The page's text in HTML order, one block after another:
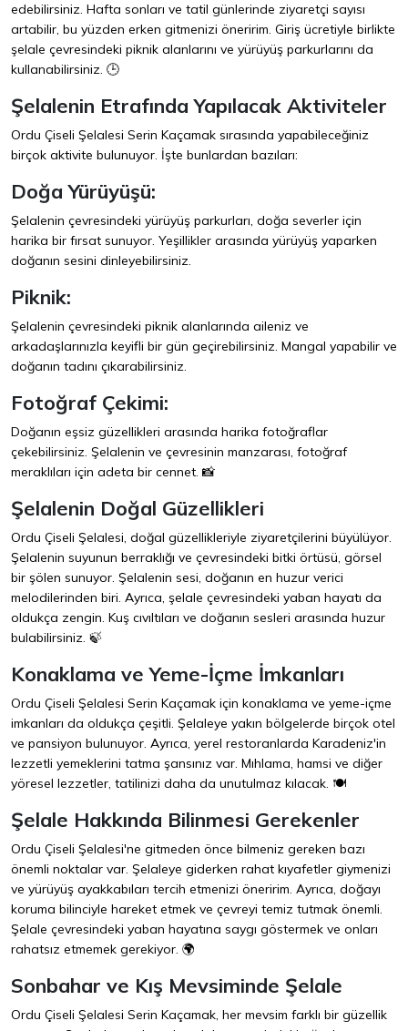
edebilirsiniz. Hafta sonları ve tatil günlerinde ziyaretçi sayısı
artabilir, bu yüzden erken gitmenizi öneririm. Giriş ücretiyle birlikte
şelale çevresindeki piknik alanlarını ve yürüyüş parkurlarını da
kullanabilirsiniz. 🕒
Şelalenin Etrafında Yapılacak Aktiviteler
Ordu Çiseli Şelalesi Serin Kaçamak sırasında yapabileceğiniz
birçok aktivite bulunuyor. İşte bunlardan bazıları:
Doğa Yürüyüşü:
Şelalenin çevresindeki yürüyüş parkurları, doğa severler için
harika bir fırsat sunuyor. Yeşillikler arasında yürüyüş yaparken
doğanın sesini dinleyebilirsiniz.
Piknik:
Şelalenin çevresindeki piknik alanlarında aileniz ve
arkadaşlarınızla keyifli bir gün geçirebilirsiniz. Mangal yapabilir ve
doğanın tadını çıkarabilirsiniz.
Fotoğraf Çekimi:
Doğanın eşsiz güzellikleri arasında harika fotoğraflar
çekebilirsiniz. Şelalenin ve çevresinin manzarası, fotoğraf
meraklıları için adeta bir cennet. 📸
Şelalenin Doğal Güzellikleri
Ordu Çiseli Şelalesi, doğal güzellikleriyle ziyaretçilerini büyülüyor.
Şelalenin suyunun berraklığı ve çevresindeki bitki örtüsü, görsel
bir şölen sunuyor. Şelalenin sesi, doğanın en huzur verici
melodilerinden biri. Ayrıca, şelale çevresindeki yaban hayatı da
oldukça zengin. Kuş cıvıltıları ve doğanın sesleri arasında huzur
bulabilirsiniz. 🍃
Konaklama ve Yeme-İçme İmkanları
Ordu Çiseli Şelalesi Serin Kaçamak için konaklama ve yeme-içme
imkanları da oldukça çeşitli. Şelaleye yakın bölgelerde birçok otel
ve pansiyon bulunuyor. Ayrıca, yerel restoranlarda Karadeniz'in
lezzetli yemeklerini tatma şansınız var. Mıhlama, hamsi ve diğer
yöresel lezzetler, tatilinizi daha da unutulmaz kılacak. 🍽️
Şelale Hakkında Bilinmesi Gerekenler
Ordu Çiseli Şelalesi'ne gitmeden önce bilmeniz gereken bazı
önemli noktalar var. Şelaleye giderken rahat kıyafetler giymenizi
ve yürüyüş ayakkabıları tercih etmenizi öneririm. Ayrıca, doğayı
koruma bilinciyle hareket etmek ve çevreyi temiz tutmak önemli.
Şelale çevresindeki yaban hayatına saygı göstermek ve onları
rahatsız etmemek gerekiyor. 🌍
Sonbahar ve Kış Mevsiminde Şelale
Ordu Çiseli Şelalesi Serin Kaçamak, her mevsim farklı bir güzellik